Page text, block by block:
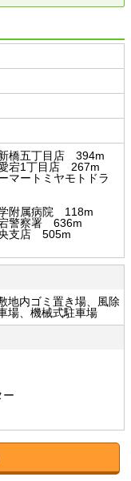
橋五丁目店 394m
宕1丁目店 267m
マートミヤモトドラ
附属病院 118m
警察署 636m
支店 505m
地内ゴミ置き場、風除
場、機械式駐車場
ー